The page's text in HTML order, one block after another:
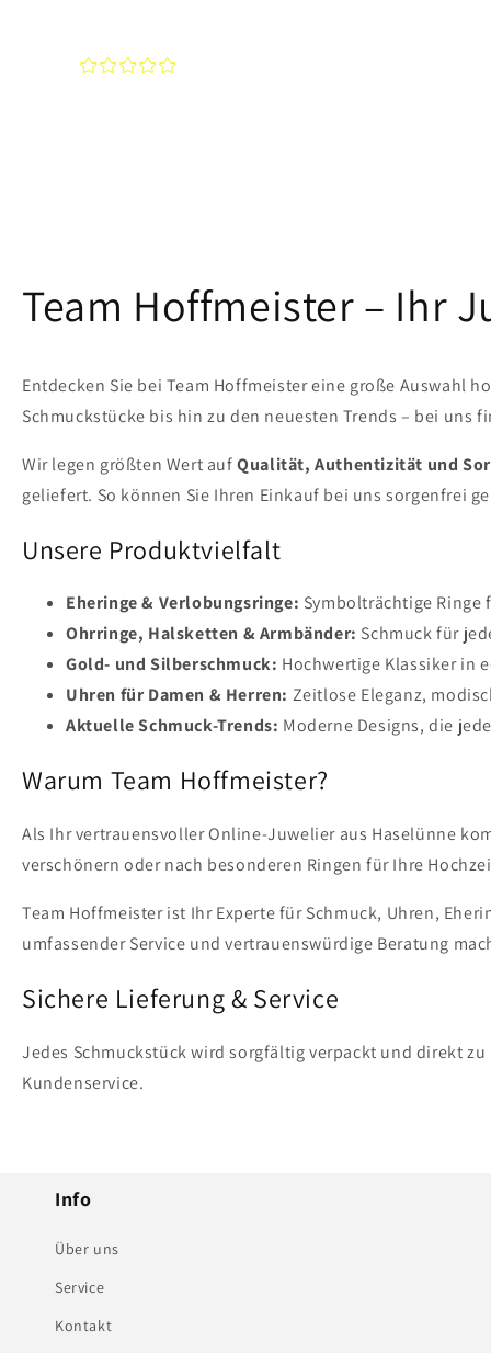
¤¤¤¤¤
Team Hoffmeister – Ihr
Entdecken Sie bei Team Hoffmeister eine große Auswahl
Schmuckstücke bis hin zu den neuesten Trends – bei uns
Wir legen größten Wert aufQualität, Authentizität und
geliefert. So können Sie Ihren Einkauf bei uns sorgenfrei
Unsere Produktvielfalt
Eheringe & Verlobungsringe: Symbolträchtige Ringe
Ohrringe, Halsketten & Armbänder: Schmuck für
Gold- und Silberschmuck: Hochwertige Klassiker in
Uhren für Damen & Herren: Zeitlose Eleganz,
Aktuelle Schmuck-Trends: Moderne Designs, die
Warum Team Hoffmeister?
Als Ihr vertrauensvoller Online-Juwelier aus Haselünne
verschönern oder nach besonderen Ringen für Ihre
Team Hoffmeister ist Ihr Experte für Schmuck, Uhren,
umfassender Service und vertrauenswürdige Beratung
Sichere Lieferung & Service
Jedes Schmuckstück wird sorgfältig verpackt und direkt
Kundenservice.
Info
Über uns
Service
Kontakt